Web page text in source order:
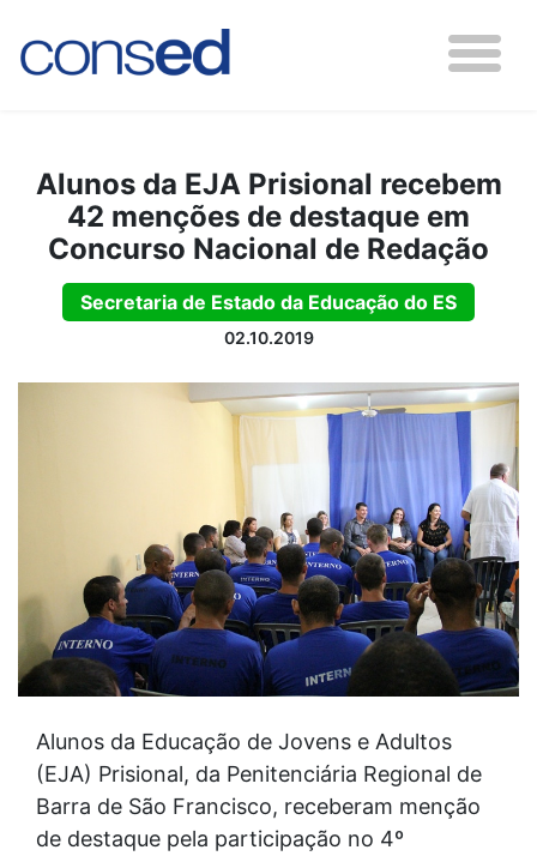
Alunos da EJA Prisional recebem
42 menções de destaque em
Concurso Nacional de Redação
Secretaria de Estado da Educação do ES
02.10.2019
Alunos da Educação de Jovens e Adultos
(EJA) Prisional, da Penitenciária Regional de
Barra de São Francisco, receberam menção
de destaque pela participação no 4º